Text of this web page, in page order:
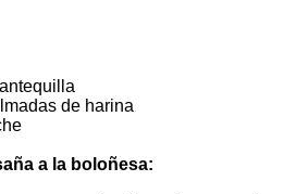
de harina
a la boloñesa: